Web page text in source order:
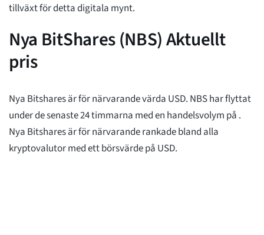
tillväxt för detta digitala mynt.
Nya BitShares (NBS) Aktuellt
pris
Nya Bitshares är för närvarande värda USD. NBS har flyttat
under de senaste 24 timmarna med en handelsvolym på .
Nya Bitshares är för närvarande rankadebland alla
kryptovalutor med ett börsvärde på USD.